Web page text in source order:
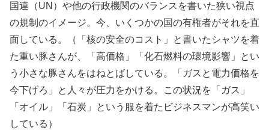
国連（UN）や他の行政機関のバランスを書いた狭い視点
の規制のイメージ。今、いくつかの国の有権者がそれを直
面している。（「核の安全のコスト」と書いたシャツを着
た重い豚さんが、「高価格」「化石燃料の環境影響」とい
う小さな豚さんをはねとばしている。「ガスと電力価格を
今下げろ」と人々が圧力をかける。この状況を「ガス」
「オイル」「石炭」という服を着たビジネスマンが高笑い
している）